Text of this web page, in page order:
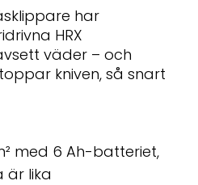
har
HRX
väder – och
kniven, så snart
med 6 Ah-batteriet,
är lika